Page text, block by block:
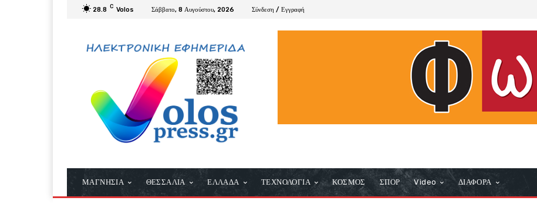
28.8 C Volos Σάββατο, 8 Αυγούστου, 2026 Σύνδεση / Εγγραφή
ΜΑΓΝΗΣΙΑ ΘΕΣΣΑΛΙΑ ΕΛΛΑΔΑ ΤΕΧΝΟΛΟΓΙΑ ΚΟΣΜΟΣ ΣΠΟΡ Video ΔΙΑΦΟΡΑ